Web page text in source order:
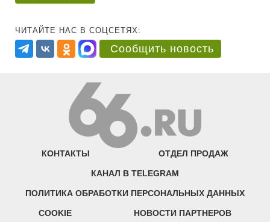
ЧИТАЙТЕ НАС В СОЦСЕТЯХ:
Сообщить новость
КОНТАКТЫ ОТДЕЛ ПРОДАЖ
КАНАЛ В TELEGRAM
ПОЛИТИКА ОБРАБОТКИ ПЕРСОНАЛЬНЫХ ДАННЫХ
COOKIE НОВОСТИ ПАРТНЕРОВ